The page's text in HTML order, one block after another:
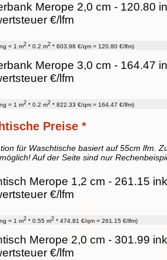
Merope 2,0 cm - 120.80
€/lfm
= 1 m2 * 0.2 m2 * 603.98 €/qm = 120.80 €/lfm)
Merope 3,0 cm - 164.47
€/lfm
= 1 m2 * 0.2 m2 * 822.33 €/qm = 164.47 €/lfm)
Preise *
für Waschtische basiert auf 55cm lfm.
Auf der Seite sind nur
Merope 1,2 cm - 261.15
€/lfm
= 1 m2 * 0.55 m2 * 474.81 €/qm = 261.15 €/lfm)
Merope 2,0 cm - 301.99
€/lfm